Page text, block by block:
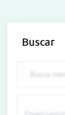
Buscar